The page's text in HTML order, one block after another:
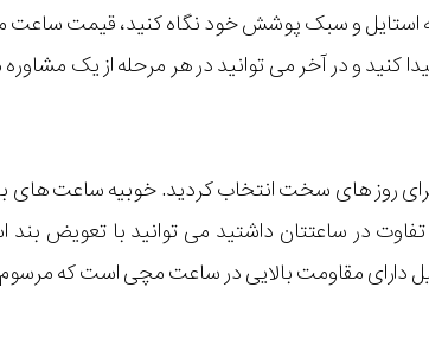
به استایل و سبک پوشش خود نگاه کنید، قیمت
کنید و در آخر می توانید در هر مرحله از یک
روز های سخت انتخاب کردید. خوبیه ساعت های
در ساعتتان داشتید می توانید با تعویض
دارای مقاومت بالایی در ساعت مچی است که